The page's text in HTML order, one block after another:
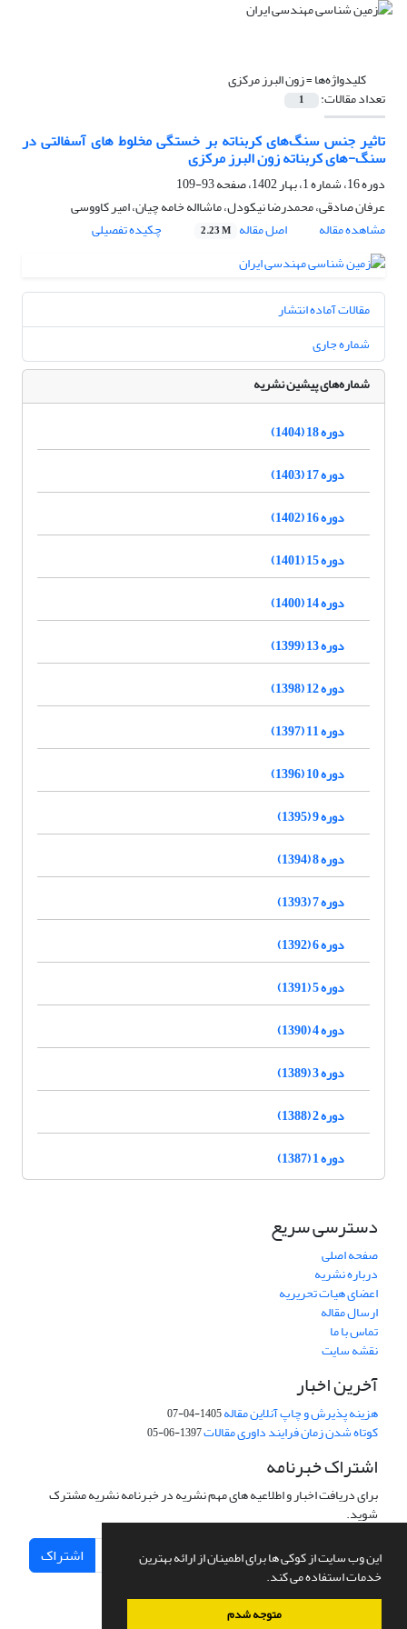
این وب سایت از کوکی ها برای اطمینان از ارائه بهترین
خدمات استفاده می کند.
متوجه شدم
کلیدواژه‌ها =زون البرز مرکزی
تعداد مقالات: 1
تاثیر جنس سنگ‌های کربناته بر خستگی مخلوط های آسفالتی در
سنگ-های کربناته زون البرز مرکزی
دوره 16، شماره 1، بهار 1402، صفحه
93-109
عرفان صادقی، محمدرضا نیکودل، ماشااله خامه چیان، امیر کاووسی
مشاهده مقاله
اصل مقاله 2.23 M چکیده تفصیلی
مقالات آماده انتشار
شماره جاری
شماره‌های پیشین نشریه
دوره 18 (1404)
دوره 17 (1403)
دوره 16 (1402)
دوره 15 (1401)
دوره 14 (1400)
دوره 13 (1399)
دوره 12 (1398)
دوره 11 (1397)
دوره 10 (1396)
دوره 9 (1395)
دوره 8 (1394)
دوره 7 (1393)
دوره 6 (1392)
دوره 5 (1391)
دوره 4 (1390)
دوره 3 (1389)
دوره 2 (1388)
دوره 1 (1387)
دسترسی سریع
صفحه اصلی
درباره نشریه
اعضای هیات تحریریه
ارسال مقاله
تماس با ما
نقشه سایت
آخرین اخبار
هزینه پذیرش و چاپ آنلاین مقاله1405-04-07
کوتاه شدن زمان فرایند داوری مقالات1397-06-05
اشتراک خبرنامه
برای دریافت اخبار و اطلاعیه های مهم نشریه در خبرنامه نشریه مشترک
شوید.
اشتراک